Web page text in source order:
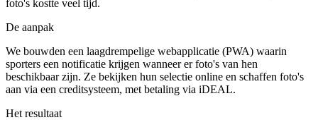
foto's kostte veel tijd.
De aanpak
We bouwden een laagdrempelige webapplicatie (PWA) waarin
sporters een notificatie krijgen wanneer er foto's van hen
beschikbaar zijn. Ze bekijken hun selectie online en schaffen foto's
aan via een creditsysteem, met betaling via iDEAL.
Het resultaat